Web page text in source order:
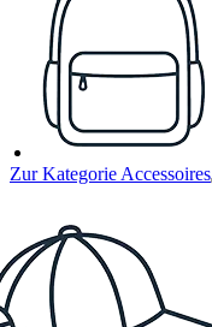
Zur Kategorie Accessoires